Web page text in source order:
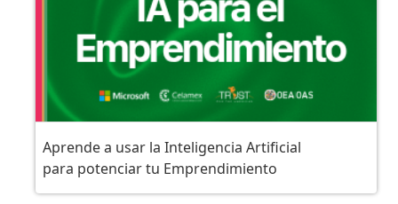
Aprende a usar la Inteligencia Artificial
para potenciar tu Emprendimiento